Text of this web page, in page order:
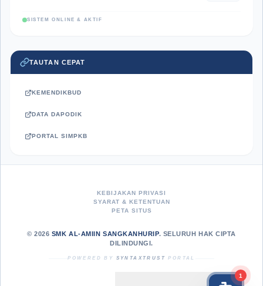
SISTEM ONLINE & AKTIF
TAUTAN CEPAT
KEMENDIKBUD
DATA DAPODIK
PORTAL SIMPKB
KEBIJAKAN PRIVASI
SYARAT & KETENTUAN
PETA SITUS
© 2026 SMK AL-AMIIN SANGKANHURIP. SELURUH HAK CIPTA
DILINDUNGI.
POWERED BY SYNTAXTRUST PORTAL
1